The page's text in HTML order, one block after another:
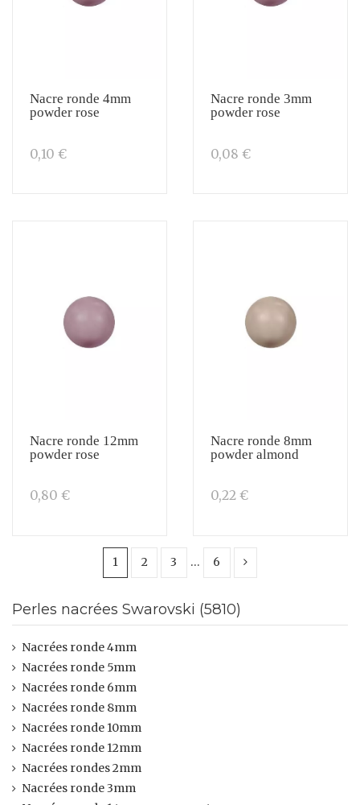
Nacre ronde 4mm
powder rose
0,10 €
Nacre ronde 3mm
powder rose
0,08 €
Nacre ronde 12mm
powder rose
0,80 €
Nacre ronde 8mm
powder almond
0,22 €
1 2 3 … 6
Perles nacrées Swarovski (5810)
Nacrées ronde 4mm
Nacrées ronde 5mm
Nacrées ronde 6mm
Nacrées ronde 8mm
Nacrées ronde 10mm
Nacrées ronde 12mm
Nacrées rondes 2mm
Nacrées ronde 3mm